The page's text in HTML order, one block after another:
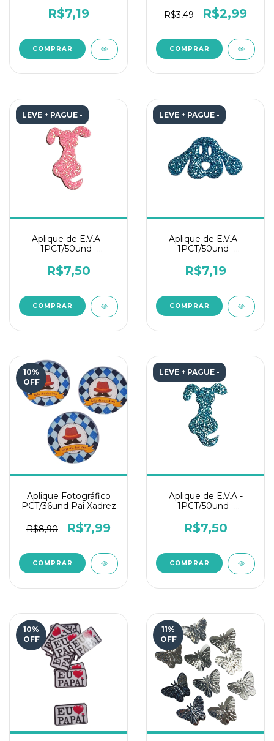
R$7,19 R$3,49 R$2,99
LEVE + PAGUE -
Aplique de E.V.A -
1PCT/50und -
R$7,50
LEVE + PAGUE -
Aplique de E.V.A -
1PCT/50und -
Azul
R$7,19
10%
OFF
Aplique Fotográfico
PCT/36und Pai Xadrez
R$8,90 R$7,99
LEVE + PAGUE -
Aplique de E.V.A -
1PCT/50und -
R$7,50
10%
OFF
11%
OFF